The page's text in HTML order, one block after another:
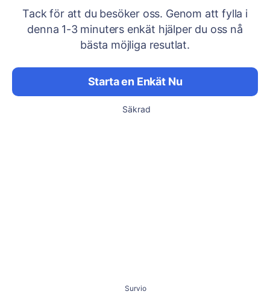
Tack för att du besöker oss. Genom att fylla i
denna 1-3 minuters enkät hjälper du oss nå
bästa möjliga resutlat.
Starta en Enkät Nu
Säkrad
Survio